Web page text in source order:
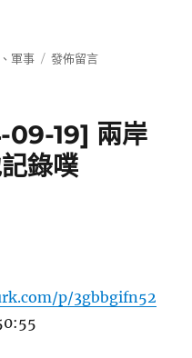
情報網〉
、 軍事
在
暴
露
的
發佈留言
19] 兩岸
錄噗
p/3gbbgifn52